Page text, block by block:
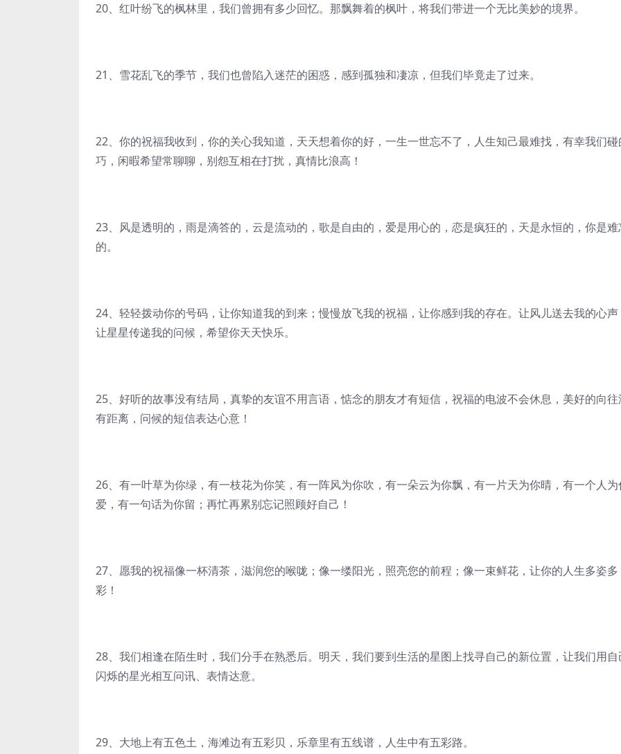
20、红叶纷飞的枫林里，我们曾拥有多少回忆。那飘舞着的枫叶，将我们带进一个无比美妙的境界。
21、雪花乱飞的季节，我们也曾陷入迷茫的困惑，感到孤独和凄凉，但我们毕竟走了过来。
22、你的祝福我收到，你的关心我知道，天天想着你的好，一生一世忘不了，人生知己最难找，有幸我们碰
巧，闲暇希望常聊聊，别怨互相在打扰，真情比浪高！
23、风是透明的，雨是滴答的，云是流动的，歌是自由的，爱是用心的，恋是疯狂的，天是永恒的，你是难
的。
24、轻轻拨动你的号码，让你知道我的到来；慢慢放飞我的祝福，让你感到我的存在。让风儿送去我的心声
让星星传递我的问候，希望你天天快乐。
25、好听的故事没有结局，真挚的友谊不用言语，惦念的朋友才有短信，祝福的电波不会休息，美好的向往
有距离，问候的短信表达心意！
26、有一叶草为你绿，有一枝花为你笑，有一阵风为你吹，有一朵云为你飘，有一片天为你晴，有一个人为
爱，有一句话为你留；再忙再累别忘记照顾好自己！
27、愿我的祝福像一杯清茶，滋润您的喉咙；像一缕阳光，照亮您的前程；像一束鲜花，让你的人生多姿多
彩！
28、我们相逢在陌生时，我们分手在熟悉后。明天，我们要到生活的星图上找寻自己的新位置，让我们用自
闪烁的星光相互问讯、表情达意。
29、大地上有五色土，海滩边有五彩贝，乐章里有五线谱，人生中有五彩路。